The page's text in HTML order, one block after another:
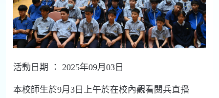
活動日期 ： 2025年09月03日
本校師生於9月3日上午於在校內觀看閱兵直播